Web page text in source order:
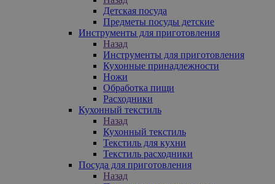
Детская посуда
Предметы посуды детские
Инструменты для приготовления
Назад
Инструменты для приготовления
Кухонные принадлежности
Ножи
Обработка пищи
Расходники
Кухонный текстиль
Назад
Кухонный текстиль
Текстиль для кухни
Текстиль расходники
Посуда для приготовления
Назад